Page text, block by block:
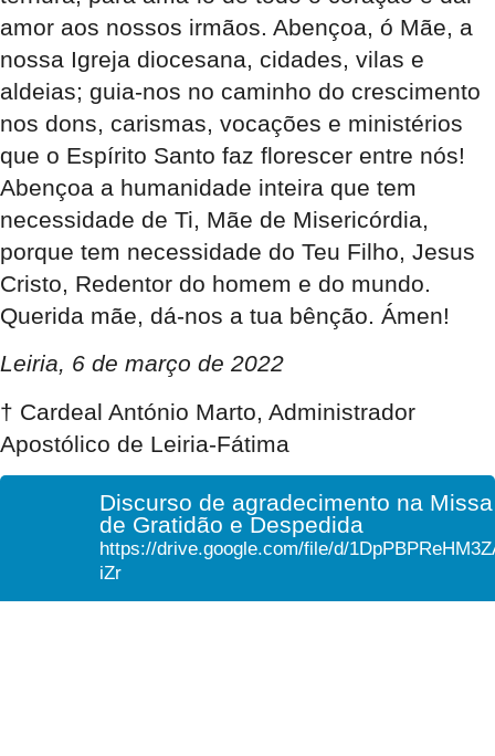
amor aos nossos irmãos. Abençoa, ó Mãe, a
nossa Igreja diocesana, cidades, vilas e
aldeias; guia-nos no caminho do crescimento
nos dons, carismas, vocações e ministérios
que o Espírito Santo faz florescer entre nós!
Abençoa a humanidade inteira que tem
necessidade de Ti, Mãe de Misericórdia,
porque tem necessidade do Teu Filho, Jesus
Cristo, Redentor do homem e do mundo.
Querida mãe, dá-nos a tua bênção. Ámen!
Leiria, 6 de março de 2022
† Cardeal António Marto, Administrador
Apostólico de Leiria-Fátima
Discurso de agradecimento na Missa
de Gratidão e Despedida
https://drive.google.com/file/d/
iZr